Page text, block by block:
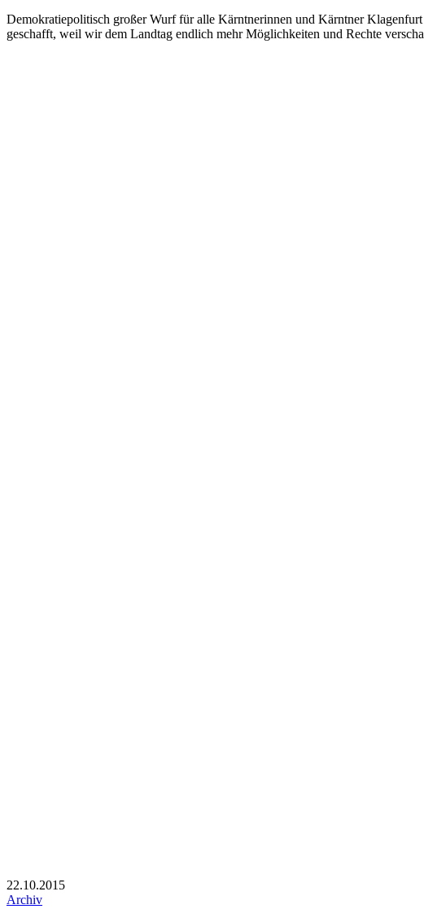
Demokratiepolitisch großer Wurf für alle Kärntnerinnen und Kärntner
geschafft, weil wir dem Landtag endlich mehr Möglichkeiten und Rechte
22.10.2015
Archiv